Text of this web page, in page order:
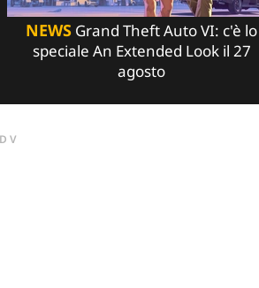
NEWS Grand Theft Auto VI: c'è lo
speciale An Extended Look il 27
agosto